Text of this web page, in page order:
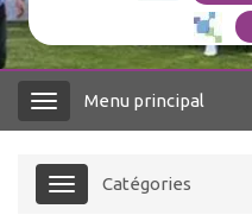
Menu Menu principal
Menu Catégories